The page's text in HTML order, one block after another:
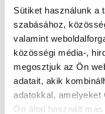
Sütiket használunk a
szabásához,
valamint
közösségi média-,
megosztjuk az Ön
adatait, akik
adatokkal, amelyeket
Ön által használt
egyiket egy kis
az egyik bal, a
Jellemzők:
A feszességet
beállítani, ami